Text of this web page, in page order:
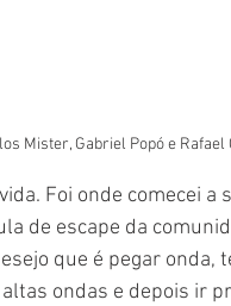
Mister, Gabriel Popó e Rafael
Foi onde comecei
de escape da
que é pegar onda,
ondas e depois ir